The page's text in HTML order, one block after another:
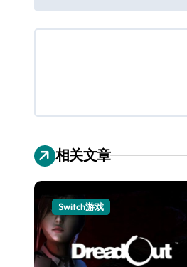
导
相关文章
Switch游戏